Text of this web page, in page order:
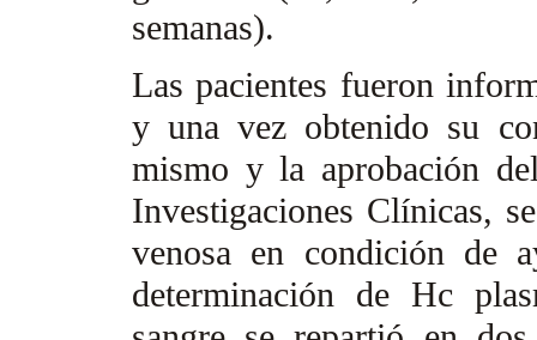
semanas).
Las pacientes fueron
y una vez obtenido su
mismo y la aprobación
Investigaciones Clínicas,
venosa en condición de
determinación de Hc